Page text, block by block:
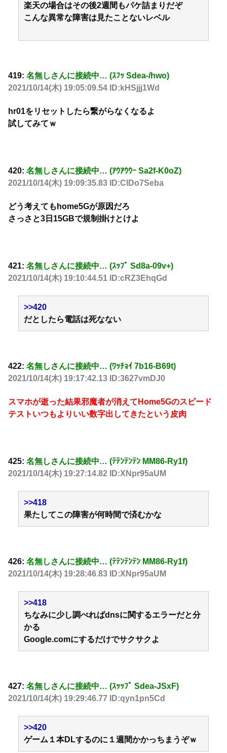
楽天の場合はその後2週間もパケ詰まりだぞ
こんな異常な障害は見たことないレベル
419: 名無しさんに接続中… (ｽﾌｯ Sdea-/hwo)
2021/10/14(木) 19:05:09.54 ID:kHSjjj1Wd
hr01をリセットしたら繋がらなくなるよ
試してみてｗ
420: 名無しさんに接続中… (ｱｳｱｳｳｰ Sa2f-K0oZ)
2021/10/14(木) 19:09:35.83 ID:ClDo7Seba
どう考えてもhome5Gが原因だろ
さっさと3日15GBで規制掛けとけよ
421: 名無しさんに接続中… (ｽｯﾌﾟ Sd8a-09v+)
2021/10/14(木) 19:10:44.51 ID:cRZ3EhqGd
>>420
だとしたら電話は死なない
422: 名無しさんに接続中… (ﾜｯﾁｮｲ 7b16-B69t)
2021/10/14(木) 19:17:42.13 ID:3627vmDJ0
スマホが逝った結果邪魔者が消えてHome5Gのスピード
テストいつもよりいい数字出してきたという皮肉
425: 名無しさんに接続中… (ﾃﾃﾝﾃﾝﾃﾝ MM86-Ry1f)
2021/10/14(木) 19:27:14.82 ID:XNpr95aUM
>>418
果たしてこの障害が何時間で済むかな
426: 名無しさんに接続中… (ﾃﾃﾝﾃﾝﾃﾝ MM86-Ry1f)
2021/10/14(木) 19:28:46.83 ID:XNpr95aUM
>>418
ちなみに少し調べればdnsに関するエラーだと分
かる
Google.comにするだけでサクサクよ
427: 名無しさんに接続中… (ｽｯｯﾌﾟ Sdea-JSxF)
2021/10/14(木) 19:29:46.77 ID:qyn1pn5Cd
>>420
ゲーム１本DLするのに１週間かかっちまうぞｗ